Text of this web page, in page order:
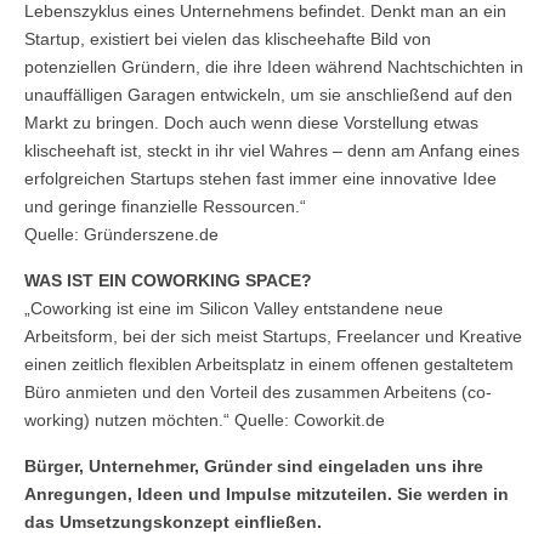
Lebenszyklus eines Unternehmens befindet. Denkt man an ein
Startup, existiert bei vielen das klischeehafte Bild von
potenziellen Gründern, die ihre Ideen während Nachtschichten in
unauffälligen Garagen entwickeln, um sie anschließend auf den
Markt zu bringen. Doch auch wenn diese Vorstellung etwas
klischeehaft ist, steckt in ihr viel Wahres – denn am Anfang eines
erfolgreichen Startups stehen fast immer eine innovative Idee
und geringe finanzielle Ressourcen.“
Quelle: Gründerszene.de
WAS IST EIN COWORKING SPACE?
„Coworking ist eine im Silicon Valley entstandene neue
Arbeitsform, bei der sich meist Startups, Freelancer und Kreative
einen zeitlich flexiblen Arbeitsplatz in einem offenen gestaltetem
Büro anmieten und den Vorteil des zusammen Arbeitens (co-
working) nutzen möchten.“ Quelle: Coworkit.de
Bürger, Unternehmer, Gründer sind eingeladen uns ihre
Anregungen, Ideen und Impulse mitzuteilen. Sie werden in
das Umsetzungskonzept einfließen.